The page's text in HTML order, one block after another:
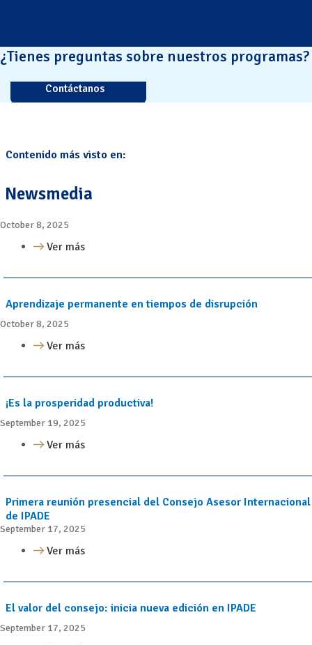
¿Tienes preguntas sobre nuestros programas?
Contáctanos
Contenido más visto en:
Newsmedia
October 8, 2025
Ver más
Aprendizaje permanente en tiempos de disrupción
October 8, 2025
Ver más
¡Es la prosperidad productiva!
September 19, 2025
Ver más
Primera reunión presencial del Consejo Asesor Internacional
de IPADE
September 17, 2025
Ver más
El valor del consejo: inicia nueva edición en IPADE
September 17, 2025